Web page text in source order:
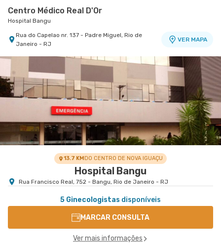
Centro Médico Real D'Or
Hospital Bangu
Rua do Capelao nr. 137 - Padre Miguel, Rio de
Janeiro - RJ
VER MAPA
13.7 KMDO CENTRO DE NOVA IGUAÇU
Hospital Bangu
Rua Francisco Real, 752 - Bangu, Rio de Janeiro - RJ
5 Ginecologistas disponíveis
MARCAR CONSULTA
Ver mais informações